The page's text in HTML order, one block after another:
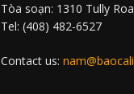
Tòa soạn: 1310 Tully
Tel: (408) 482-6527
Contact us: